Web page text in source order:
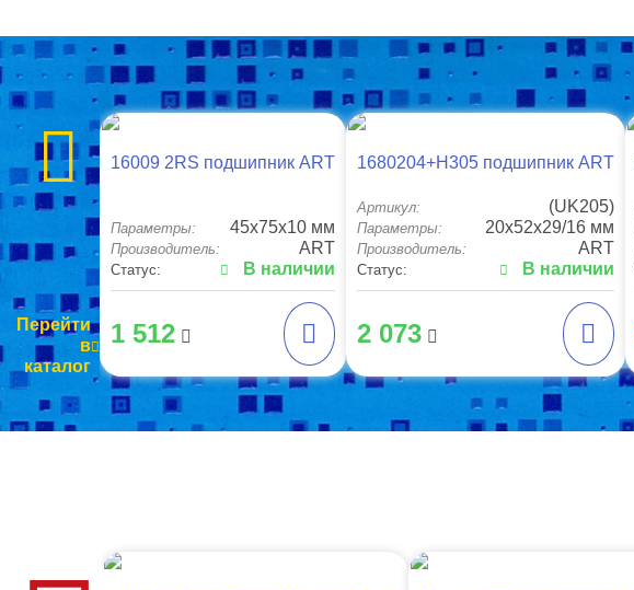
Перейти
в
каталог
16009 2RS подшипник ART
Параметры: 45x75x10 мм
Производитель: ART
Статус: В наличии
1 512
1680204+H305 подшипник ART
Артикул: (UK205)
Параметры: 20x52x29/16 мм
Производитель: ART
Статус: В наличии
2 073